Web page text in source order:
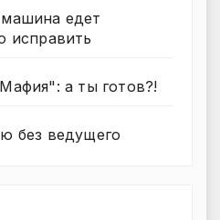
едет
исправить
а ты готов?!
без ведущего